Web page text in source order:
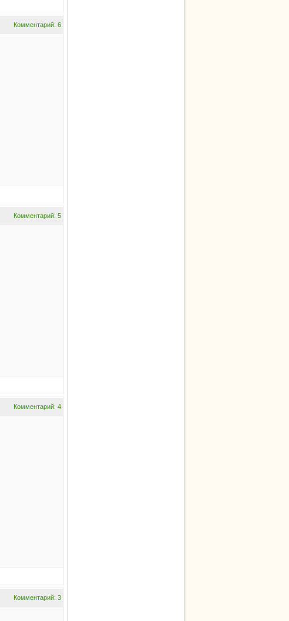
Комментарий: 6
Комментарий: 5
Комментарий: 4
Комментарий: 3